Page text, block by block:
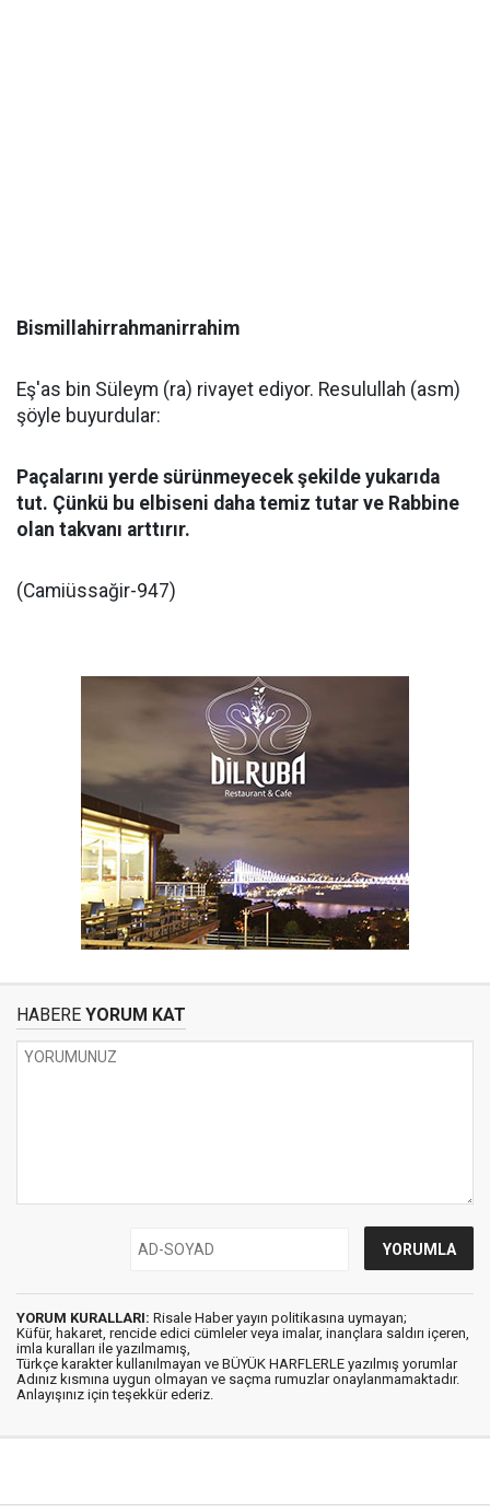
Bismillahirrahmanirrahim
Eş'as bin Süleym (ra) rivayet ediyor. Resulullah (asm)
şöyle buyurdular:
Paçalarını yerde sürünmeyecek şekilde yukarıda
tut. Çünkü bu elbiseni daha temiz tutar ve Rabbine
olan takvanı arttırır.
(Camiüssağir-947)
HABERE YORUM KAT
YORUM KURALLARI: Risale Haber yayın politikasına uymayan;
Küfür, hakaret, rencide edici cümleler veya imalar, inançlara saldırı içeren,
imla kuralları ile yazılmamış,
Türkçe karakter kullanılmayan ve BÜYÜK HARFLERLE yazılmış yorumlar
Adınız kısmına uygun olmayan ve saçma rumuzlar onaylanmamaktadır.
Anlayışınız için teşekkür ederiz.